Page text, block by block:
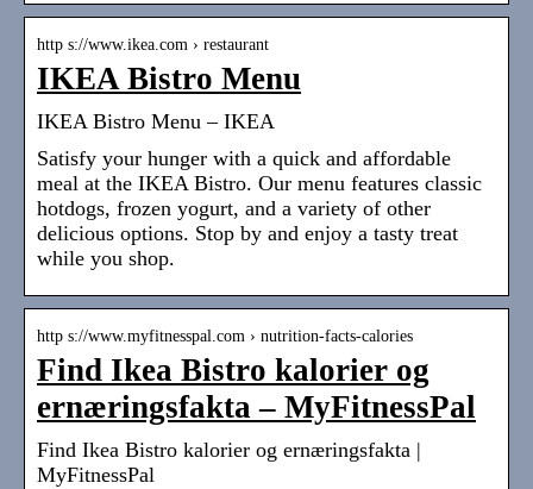
http s://www.ikea.com › restaurant
IKEA Bistro Menu
IKEA Bistro Menu – IKEA
Satisfy your hunger with a quick and affordable
meal at the IKEA Bistro. Our menu features classic
hotdogs, frozen yogurt, and a variety of other
delicious options. Stop by and enjoy a tasty treat
while you shop.
http s://www.myfitnesspal.com › nutrition-facts-calories
Find Ikea Bistro kalorier og
ernæringsfakta – MyFitnessPal
Find Ikea Bistro kalorier og ernæringsfakta |
MyFitnessPal